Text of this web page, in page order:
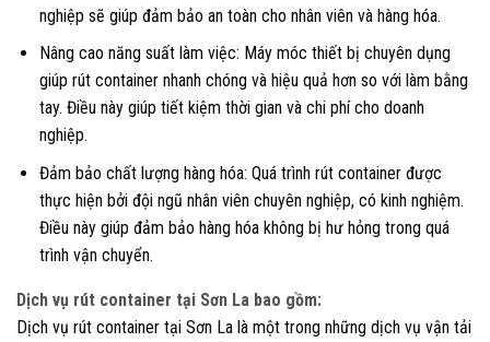
nghiệp sẽ giúp đảm bảo an toàn cho nhân viên và hàng hóa.
Nâng cao năng suất làm việc: Máy móc thiết bị chuyên dụng
giúp rút container nhanh chóng và hiệu quả hơn so với làm bằng
tay. Điều này giúp tiết kiệm thời gian và chi phí cho doanh
nghiệp.
Đảm bảo chất lượng hàng hóa: Quá trình rút container được
thực hiện bởi đội ngũ nhân viên chuyên nghiệp, có kinh nghiệm.
Điều này giúp đảm bảo hàng hóa không bị hư hỏng trong quá
trình vận chuyển.
Dịch vụ rút container tại Sơn La bao gồm:
Dịch vụ rút container tại Sơn La là một trong những dịch vụ vận tải